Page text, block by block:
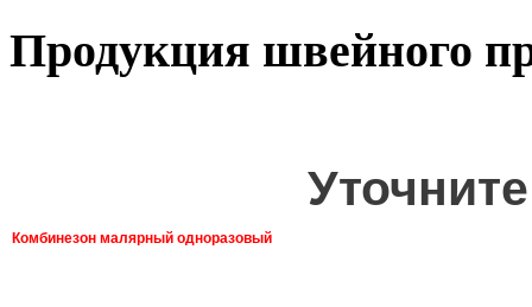
Продукция швейного
Комбинезон малярный одноразовый